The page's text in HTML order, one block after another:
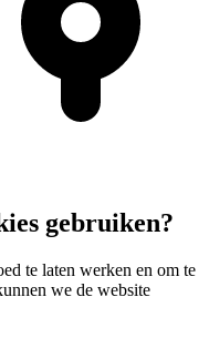
gebruiken?
te laten werken en om te
we de website